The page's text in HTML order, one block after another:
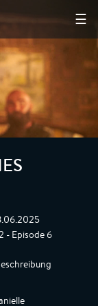
☰
- Episode 6